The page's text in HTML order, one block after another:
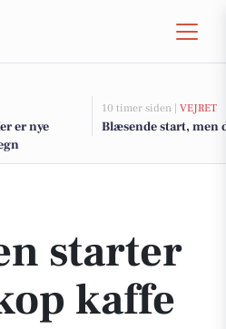
er nye
10 timer siden | VEJRET
Blæsende start, men
kaffe
starter
kaffe